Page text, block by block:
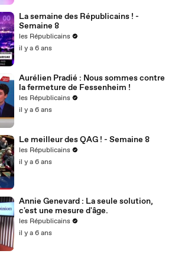
La semaine des Républicains ! -
Semaine 8
les Républicains
il y a 6 ans
Aurélien Pradié : Nous sommes contre
la fermeture de Fessenheim !
les Républicains
il y a 6 ans
Le meilleur des QAG ! - Semaine 8
les Républicains
il y a 6 ans
Annie Genevard : La seule solution,
c'est une mesure d'âge.
les Républicains
il y a 6 ans